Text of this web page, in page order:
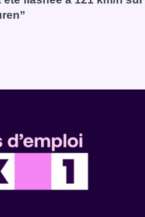
contrôles de vitesse ce week-